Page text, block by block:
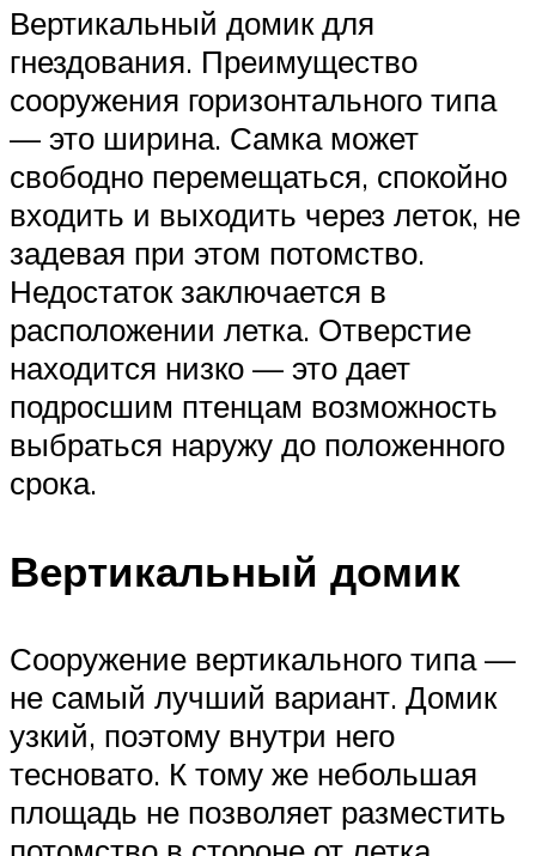
Вертикальный домик для
гнездования. Преимущество
сооружения горизонтального типа
— это ширина. Самка может
свободно перемещаться, спокойно
входить и выходить через леток, не
задевая при этом потомство.
Недостаток заключается в
расположении летка. Отверстие
находится низко — это дает
подросшим птенцам возможность
выбраться наружу до положенного
срока.
Вертикальный домик
Сооружение вертикального типа —
не самый лучший вариант. Домик
узкий, поэтому внутри него
тесновато. К тому же небольшая
площадь не позволяет разместить